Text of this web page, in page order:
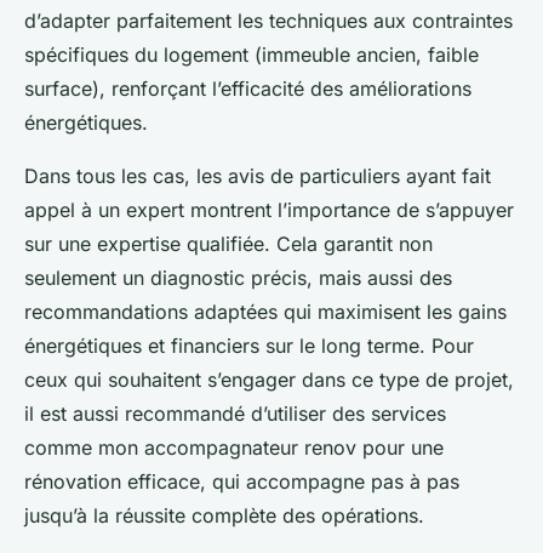
d’adapter parfaitement les techniques aux contraintes
spécifiques du logement (immeuble ancien, faible
surface), renforçant l’efficacité des améliorations
énergétiques.
Dans tous les cas, les avis de particuliers ayant fait
appel à un expert montrent l’importance de s’appuyer
sur une expertise qualifiée. Cela garantit non
seulement un diagnostic précis, mais aussi des
recommandations adaptées qui maximisent les gains
énergétiques et financiers sur le long terme. Pour
ceux qui souhaitent s’engager dans ce type de projet,
il est aussi recommandé d’utiliser des services
comme mon accompagnateur renov pour une
rénovation efficace, qui accompagne pas à pas
jusqu’à la réussite complète des opérations.